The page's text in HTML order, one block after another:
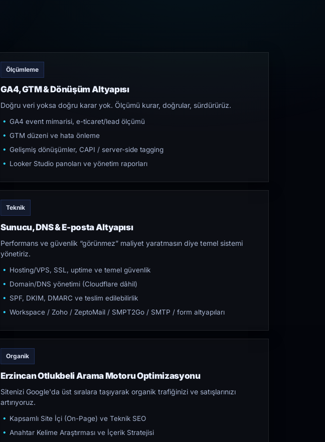
Ölçümleme
GA4, GTM & Dönüşüm Altyapısı
Doğru veri yoksa doğru karar yok. Ölçümü kurar, doğrular, sürdürürüz.
GA4 event mimarisi, e-ticaret/lead ölçümü
GTM düzeni ve hata önleme
Gelişmiş dönüşümler, CAPI / server-side tagging
Looker Studio panoları ve yönetim raporları
Teknik
Sunucu, DNS & E-posta Altyapısı
Performans ve güvenlik “görünmez” maliyet yaratmasın diye temel sistemi
yönetiriz.
Hosting/VPS, SSL, uptime ve temel güvenlik
Domain/DNS yönetimi (Cloudflare dâhil)
SPF, DKIM, DMARC ve teslim edilebilirlik
Workspace / Zoho / ZeptoMail / SMPT2Go / SMTP / form altyapıları
Organik
Erzincan Otlukbeli Arama Motoru Optimizasyonu
Sitenizi Google'da üst sıralara taşıyarak organik trafiğinizi ve satışlarınızı
artırıyoruz.
Kapsamlı Site İçi (On-Page) ve Teknik SEO
Anahtar Kelime Araştırması ve İçerik Stratejisi